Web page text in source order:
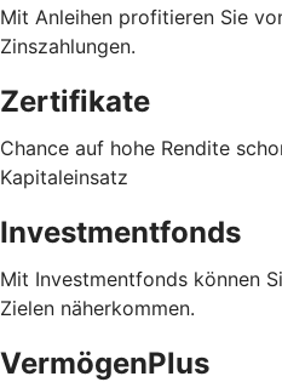
Mit Anleihen profitieren Sie
Zinszahlungen.
Zertifikate
Chance auf hohe Rendite
Kapitaleinsatz
Investmentfonds
Mit Investmentfonds können
Zielen näherkommen.
VermögenPlus